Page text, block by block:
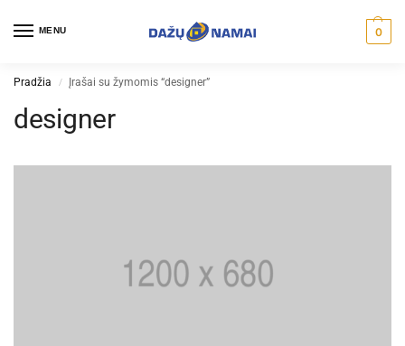
MENU 0
Pradžia / Įrašai su žymomis “designer”
designer